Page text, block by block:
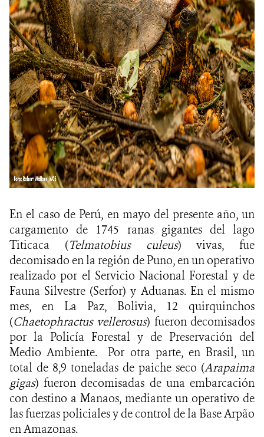
En el caso de Perú, en mayo del presente año, un
cargamento de 1745 ranas gigantes del lago
Titicaca (Telmatobius culeus) vivas, fue
decomisado en la región de Puno, en un operativo
realizado por el Servicio Nacional Forestal y de
Fauna Silvestre (Serfor) y Aduanas. En el mismo
mes, en La Paz, Bolivia, 12 quirquinchos
(Chaetophractus vellerosus) fueron decomisados
por la Policía Forestal y de Preservación del
Medio Ambiente. Por otra parte, en Brasil, un
total de 8,9 toneladas de paiche seco (Arapaima
gigas) fueron decomisadas de una embarcación
con destino a Manaos, mediante un operativo de
las fuerzas policiales y de control de la Base Arpão
en Amazonas.